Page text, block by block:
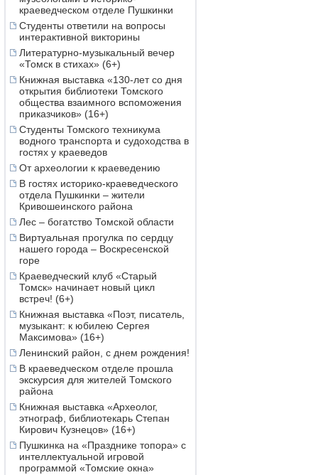
краеведческом отделе Пушкинки
Студенты ответили на вопросы
интерактивной викторины
Литературно-музыкальный вечер
«Томск в стихах» (6+)
Книжная выставка «130-лет со дня
открытия библиотеки Томского
общества взаимного вспоможения
приказчиков» (16+)
Студенты Томского техникума
водного транспорта и судоходства в
гостях у краеведов
От археологии к краеведению
В гостях историко-краеведческого
отдела Пушкинки – жители
Кривошеинского района
Лес – богатство Томской области
Виртуальная прогулка по сердцу
нашего города – Воскресенской
горе
Краеведческий клуб «Старый
Томск» начинает новый цикл
встреч! (6+)
Книжная выставка «Поэт, писатель,
музыкант: к юбилею Сергея
Максимова» (16+)
Ленинский район, с днем рождения!
В краеведческом отделе прошла
экскурсия для жителей Томского
района
Книжная выставка «Археолог,
этнограф, библиотекарь Степан
Кирович Кузнецов» (16+)
Пушкинка на «Празднике топора» с
интеллектуальной игровой
программой «Томские окна»